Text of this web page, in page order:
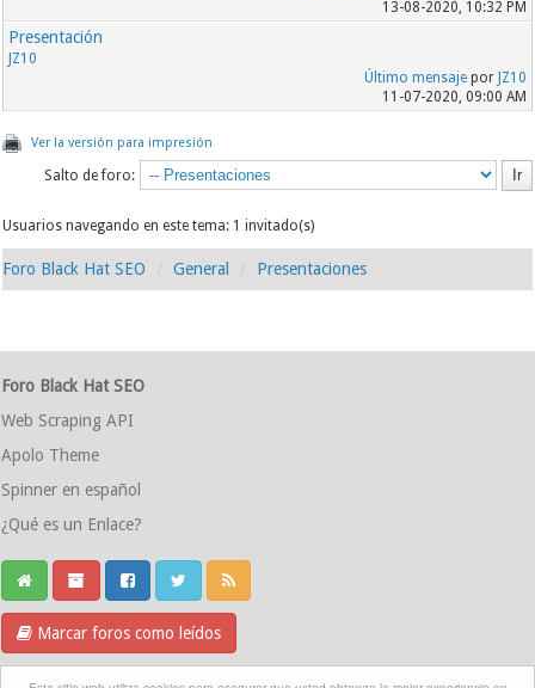
13-08-2020, 10:32 PM
Presentación
JZ10
Último mensajepor JZ10
11-07-2020, 09:00 AM
Ver la versión para impresión
Salto de foro:
Usuarios navegando en este tema: 1 invitado(s)
Foro Black Hat SEO General Presentaciones
Foro Black Hat SEO
Web Scraping API
Apolo Theme
Spinner en español
¿Qué es un Enlace?
Marcar foros como leídos
Grupo Telegram